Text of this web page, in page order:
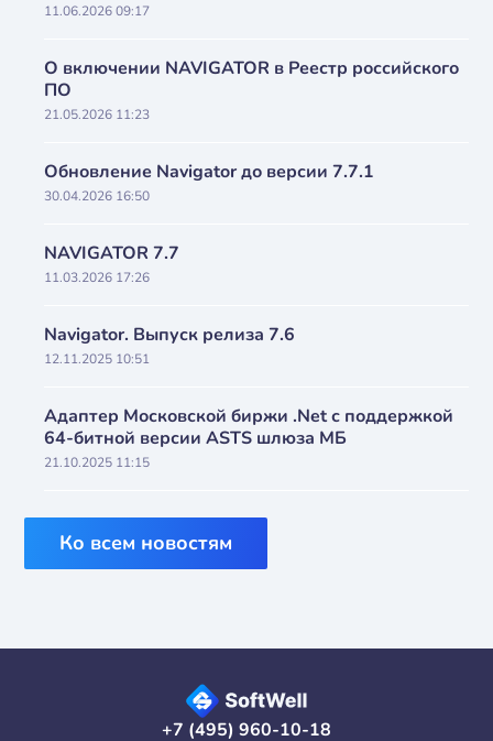
11.06.2026 09:17
О включении NAVIGATOR в Реестр российского
ПО
21.05.2026 11:23
Обновление Navigator до версии 7.7.1
30.04.2026 16:50
NAVIGATOR 7.7
11.03.2026 17:26
Navigator. Выпуск релиза 7.6
12.11.2025 10:51
Адаптер Московской биржи .Net с поддержкой
64-битной версии ASTS шлюза МБ
21.10.2025 11:15
Ко всем новостям
+7 (495) 960-10-18